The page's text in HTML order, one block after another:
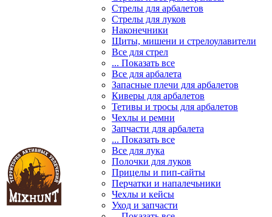
Стрелы для арбалетов
Стрелы для луков
Наконечники
Щиты, мишени и стрелоулавители
Все для стрел
... Показать все
Все для арбалета
Запасные плечи для арбалетов
Киверы для арбалетов
Тетивы и тросы для арбалетов
Чехлы и ремни
Запчасти для арбалета
... Показать все
Все для лука
Полочки для луков
Прицелы и пип-сайты
Перчатки и напалечьники
Чехлы и кейсы
Уход и запчасти